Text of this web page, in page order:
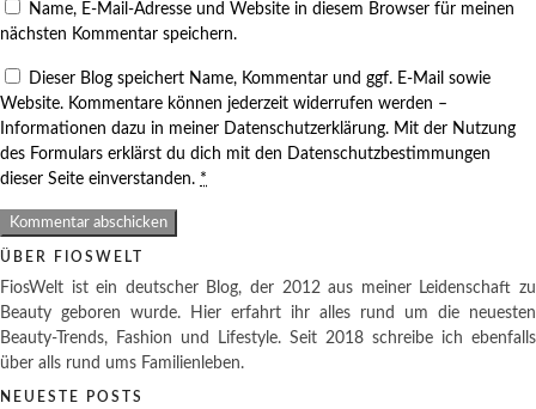
Name, E-Mail-Adresse und Website in diesem Browser für meinen
nächsten Kommentar speichern.
Dieser Blog speichert Name, Kommentar und ggf. E-Mail sowie
Website. Kommentare können jederzeit widerrufen werden –
Informationen dazu in meiner Datenschutzerklärung. Mit der Nutzung
des Formulars erklärst du dich mit den Datenschutzbestimmungen
dieser Seite einverstanden. *
ÜBER FIOSWELT
FiosWelt ist ein deutscher Blog, der 2012 aus meiner Leidenschaft zu
Beauty geboren wurde. Hier erfahrt ihr alles rund um die neuesten
Beauty-Trends, Fashion und Lifestyle. Seit 2018 schreibe ich ebenfalls
über alls rund ums Familienleben.
NEUESTE POSTS